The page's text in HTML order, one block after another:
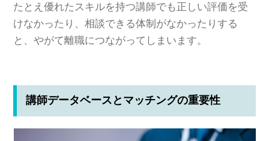
たとえ優れたスキルを持つ講師でも正しい評価を受
けなかったり、相談できる体制がなかったりする
と、やがて離職につながってしまいます。
講師データベースとマッチングの重要性